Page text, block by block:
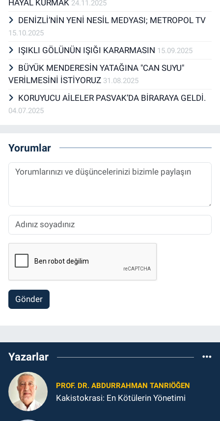
HAYAL KURMAK 24.11.2025
DENİZLİ’NİN YENİ NESİL MEDYASI; METROPOL TV
15.10.2025
IŞIKLI GÖLÜNÜN IŞIĞI KARARMASIN 15.09.2025
BÜYÜK MENDERESİN YATAĞINA "CAN SUYU"
VERİLMESİNİ İSTİYORUZ 31.08.2025
KORUYUCU AİLELER PASVAK’DA BİRARAYA GELDİ.
04.07.2025
Yorumlar
Gönder
Yazarlar
PROF. DR. ABDURRAHMAN TANRIÖĞEN
Kakistokrasi: En Kötülerin Yönetimi